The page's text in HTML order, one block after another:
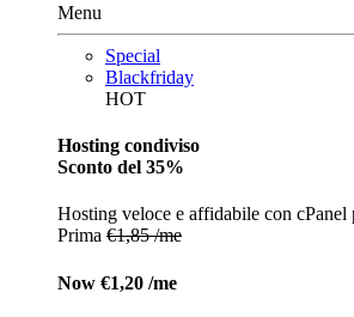
Menu
Special
Blackfriday
HOT
Hosting condiviso
Sconto del 35%
Hosting veloce e affidabile con
Prima €1,85 /me
Now €1,20 /me